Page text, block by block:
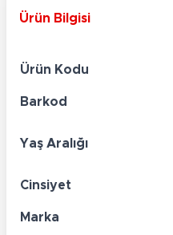
Ürün Bilgisi
Ürün Kodu
Barkod
Yaş Aralığı
Cinsiyet
Marka